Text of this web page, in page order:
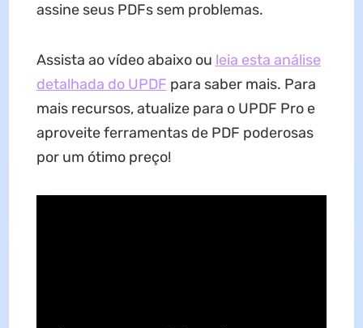
assine seus PDFs sem problemas.
Assista ao vídeo abaixo ou leia esta análise
detalhada do UPDF para saber mais. Para
mais recursos, atualize para o UPDF Pro e
aproveite ferramentas de PDF poderosas
por um ótimo preço!